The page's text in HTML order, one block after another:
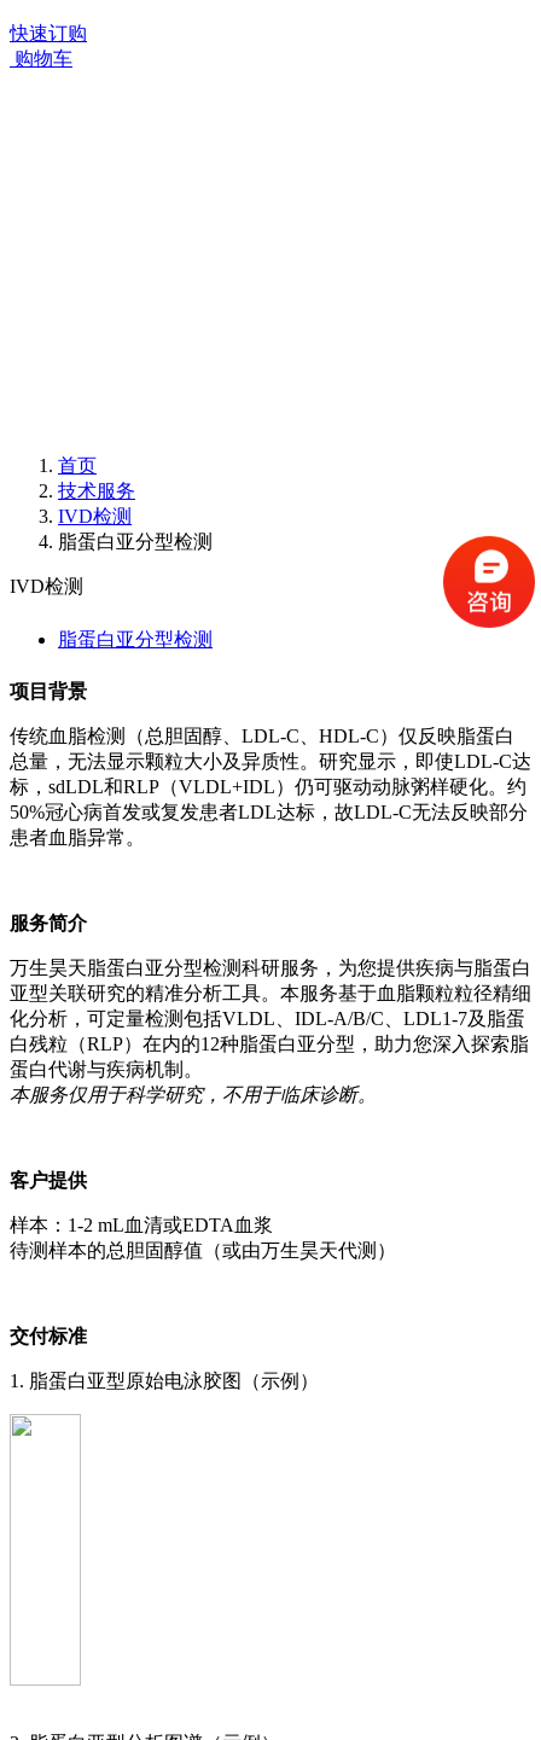
快速订购
购物车
首页
技术服务
IVD检测
脂蛋白亚分型检测
IVD检测
脂蛋白亚分型检测
项目背景
传统血脂检测（总胆固醇、LDL-C、HDL-C）仅反映脂蛋白
总量，无法显示颗粒大小及异质性。研究显示，即使LDL-C达
标，sdLDL和RLP（VLDL+IDL）仍可驱动动脉粥样硬化。约
50%冠心病首发或复发患者LDL达标，故LDL-C无法反映部分
患者血脂异常。
服务简介
万生昊天脂蛋白亚分型检测科研服务，为您提供疾病与脂蛋白
亚型关联研究的精准分析工具。本服务基于血脂颗粒粒径精细
化分析，可定量检测包括VLDL、IDL-A/B/C、LDL1-7及脂蛋
白残粒（RLP）在内的12种脂蛋白亚分型，助力您深入探索脂
蛋白代谢与疾病机制。
本服务仅用于科学研究，不用于临床诊断。
客户提供
样本：1-2 mL血清或EDTA血浆
待测样本的总胆固醇值（或由万生昊天代测）
交付标准
1. 脂蛋白亚型原始电泳胶图（示例）